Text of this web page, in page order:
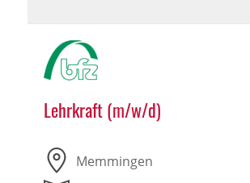
Lehrkraft (m/w/d)
Memmingen